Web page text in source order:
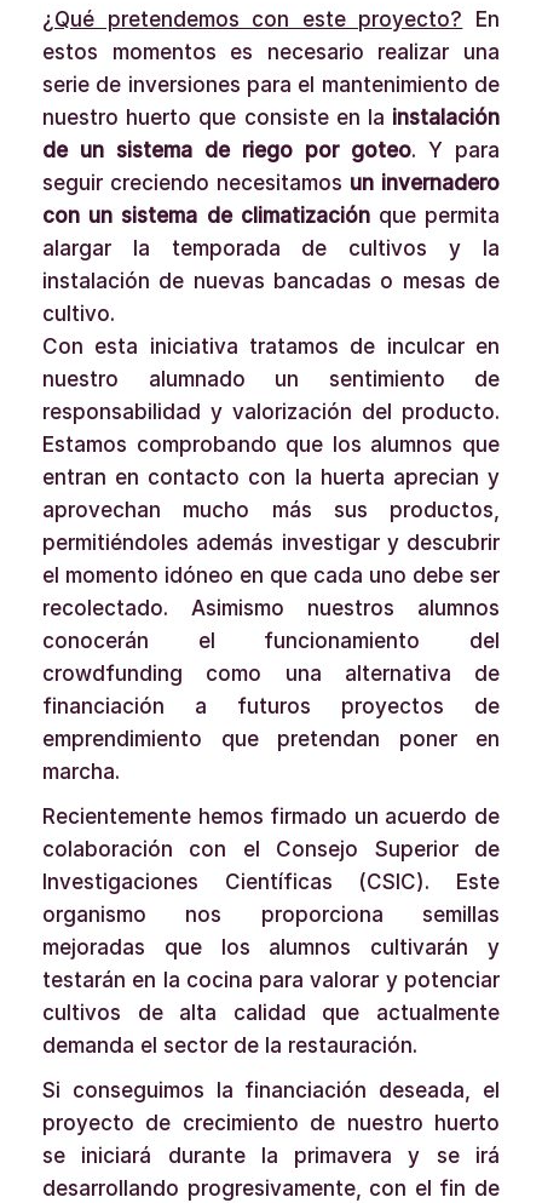
¿Qué pretendemos con este proyecto? En
estos momentos es necesario realizar una
serie de inversiones para el mantenimiento de
nuestro huerto que consiste en la instalación
de un sistema de riego por goteo. Y para
seguir creciendo necesitamos un invernadero
con un sistema de climatización que permita
alargar la temporada de cultivos y la
instalación de nuevas bancadas o mesas de
cultivo.
Con esta iniciativa tratamos de inculcar en
nuestro alumnado un sentimiento de
responsabilidad y valorización del producto.
Estamos comprobando que los alumnos que
entran en contacto con la huerta aprecian y
aprovechan mucho más sus productos,
permitiéndoles además investigar y descubrir
el momento idóneo en que cada uno debe ser
recolectado. Asimismo nuestros alumnos
conocerán el funcionamiento del
crowdfunding como una alternativa de
financiación a futuros proyectos de
emprendimiento que pretendan poner en
marcha.
Recientemente hemos firmado un acuerdo de
colaboración con el Consejo Superior de
Investigaciones Científicas (CSIC). Este
organismo nos proporciona semillas
mejoradas que los alumnos cultivarán y
testarán en la cocina para valorar y potenciar
cultivos de alta calidad que actualmente
demanda el sector de la restauración.
Si conseguimos la financiación deseada, el
proyecto de crecimiento de nuestro huerto
se iniciará durante la primavera y se irá
desarrollando progresivamente, con el fin de